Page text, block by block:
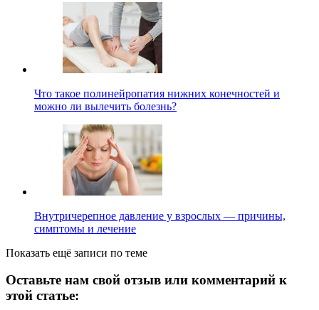
Что такое полинейропатия нижних конечностей и
можно ли вылечить болезнь?
Внутричерепное давление у взрослых — причины,
симптомы и лечение
Показать ещё записи по теме
Оставьте нам свой отзыв или комментарий к
этой статье: